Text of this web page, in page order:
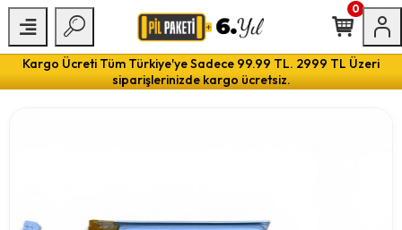
Kargo Ücreti Tüm Türkiye'ye Sadece 99.99 TL. 2999 TL Üzeri
siparişlerinizde kargo ücretsiz.
0